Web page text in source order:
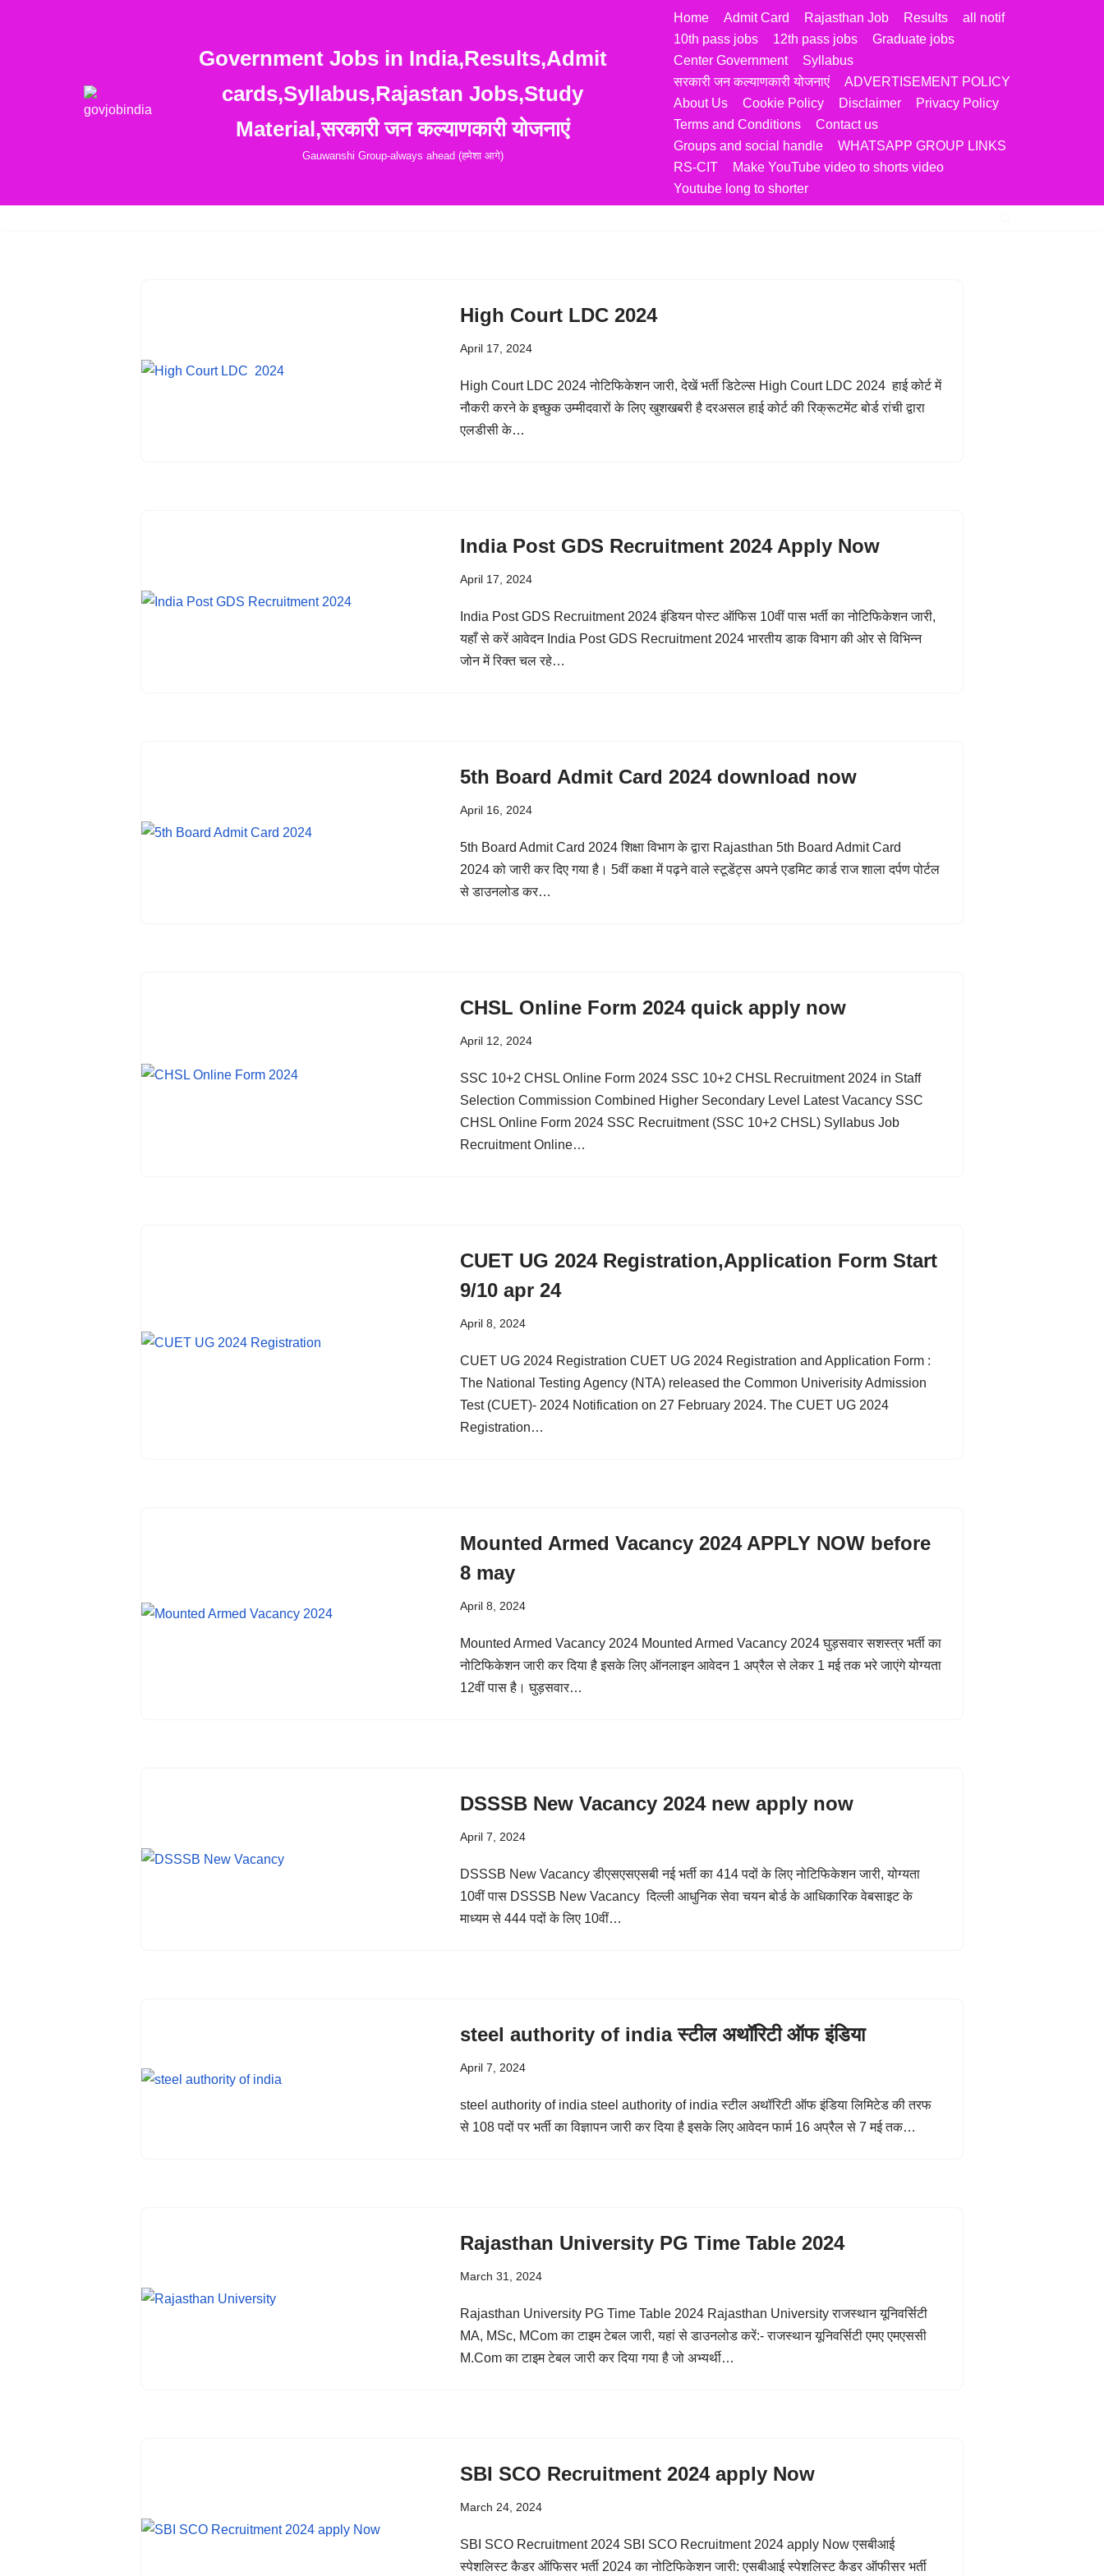
Government Jobs in India,Results,Admit
cards,Syllabus,Rajastan Jobs,Study
Material,सरकारी जन कल्याणकारी योजनाएं
Gauwanshi Group-always ahead (हमेशा आगे)
Home Admit Card Rajasthan Job Results
all notif
10th pass jobs
12th pass jobs
Graduate jobs
Center Government
Syllabus
सरकारी जन कल्याणकारी योजनाएं
ADVERTISEMENT POLICY
About Us
Cookie Policy Disclaimer
Privacy Policy
Terms and Conditions
Contact us
Groups and social handle
WHATSAPP GROUP LINKS
RS-CIT
Make YouTube video to shorts video
Youtube long to shorter
High Court LDC 2024
April 17, 2024
High Court LDC 2024 नोटिफिकेशन जारी, देखें भर्ती डिटेल्स High Court LDC 2024 हाई कोर्ट में
नौकरी करने के इच्छुक उम्मीदवारों के लिए खुशखबरी है दरअसल हाई कोर्ट की रिक्रूटमेंट बोर्ड रांची द्वारा
एलडीसी के…
India Post GDS Recruitment 2024 Apply Now
April 17, 2024
India Post GDS Recruitment 2024 इंडियन पोस्ट ऑफिस 10वीं पास भर्ती का नोटिफिकेशन जारी,
यहाँ से करें आवेदन India Post GDS Recruitment 2024 भारतीय डाक विभाग की ओर से विभिन्न
जोन में रिक्त चल रहे…
5th Board Admit Card 2024 download now
April 16, 2024
5th Board Admit Card 2024 शिक्षा विभाग के द्वारा Rajasthan 5th Board Admit Card
2024 को जारी कर दिए गया है। 5वीं कक्षा में पढ़ने वाले स्टूडेंट्स अपने एडमिट कार्ड राज शाला दर्पण पोर्टल
से डाउनलोड कर…
CHSL Online Form 2024 quick apply now
April 12, 2024
SSC 10+2 CHSL Online Form 2024 SSC 10+2 CHSL Recruitment 2024 in Staff
Selection Commission Combined Higher Secondary Level Latest Vacancy SSC
CHSL Online Form 2024 SSC Recruitment (SSC 10+2 CHSL) Syllabus Job
Recruitment Online…
CUET UG 2024 Registration,Application Form Start
9/10 apr 24
April 8, 2024
CUET UG 2024 Registration CUET UG 2024 Registration and Application Form :
The National Testing Agency (NTA) released the Common Univerisity Admission
Test (CUET)- 2024 Notification on 27 February 2024. The CUET UG 2024
Registration…
Mounted Armed Vacancy 2024 APPLY NOW before
8 may
April 8, 2024
Mounted Armed Vacancy 2024 Mounted Armed Vacancy 2024 घुड़सवार सशस्त्र भर्ती का
नोटिफिकेशन जारी कर दिया है इसके लिए ऑनलाइन आवेदन 1 अप्रैल से लेकर 1 मई तक भरे जाएंगे योग्यता
12वीं पास है। घुड़सवार…
DSSSB New Vacancy 2024 new apply now
April 7, 2024
DSSSB New Vacancy डीएसएसएसबी नई भर्ती का 414 पदों के लिए नोटिफिकेशन जारी, योग्यता
10वीं पास DSSSB New Vacancy दिल्ली आधुनिक सेवा चयन बोर्ड के आधिकारिक वेबसाइट के
माध्यम से 444 पदों के लिए 10वीं…
steel authority of india स्टील अथॉरिटी ऑफ इंडिया
April 7, 2024
steel authority of india steel authority of india स्टील अथॉरिटी ऑफ इंडिया लिमिटेड की तरफ
से 108 पदों पर भर्ती का विज्ञापन जारी कर दिया है इसके लिए आवेदन फार्म 16 अप्रैल से 7 मई तक…
Rajasthan University PG Time Table 2024
March 31, 2024
Rajasthan University PG Time Table 2024 Rajasthan University राजस्थान यूनिवर्सिटी
MA, MSc, MCom का टाइम टेबल जारी, यहां से डाउनलोड करें:- राजस्थान यूनिवर्सिटी एमए एमएससी
M.Com का टाइम टेबल जारी कर दिया गया है जो अभ्यर्थी…
SBI SCO Recruitment 2024 apply Now
March 24, 2024
SBI SCO Recruitment 2024 SBI SCO Recruitment 2024 apply Now एसबीआई
स्पेशलिस्ट कैडर ऑफिसर भर्ती 2024 का नोटिफिकेशन जारी: एसबीआई स्पेशलिस्ट कैडर ऑफीसर भर्ती